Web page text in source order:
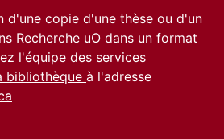
d'une copie d'une thèse ou d'un
Recherche uO dans un format
l'équipe des services
bibliothèque à l'adresse